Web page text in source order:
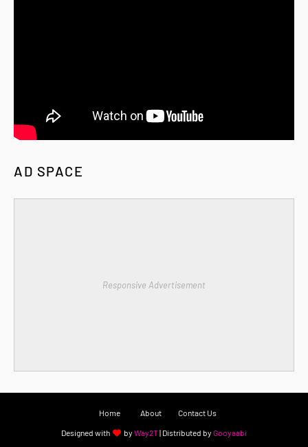
AD SPACE
Responsive Advertisement
Home About Contact Us
Designed with by Way2T| Distributed by Gooyaabi